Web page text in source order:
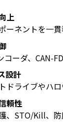
上
ーネントを一
ーダ、CAN-
設計
ドライブやハ
頼性
、STO/Kill、防